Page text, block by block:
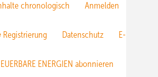
chronologisch Anmelden
Registrierung Datenschutz E-Paper
ENERGIEN abonnieren